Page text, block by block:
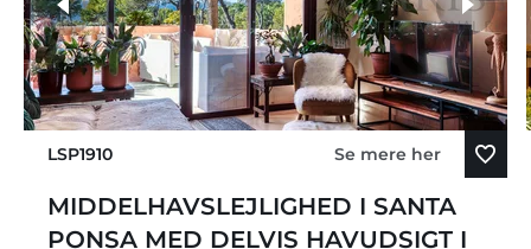
LSP1910 Se mere her
MIDDELHAVSLEJLIGHED I SANTA
PONSA MED DELVIS HAVUDSIGT I